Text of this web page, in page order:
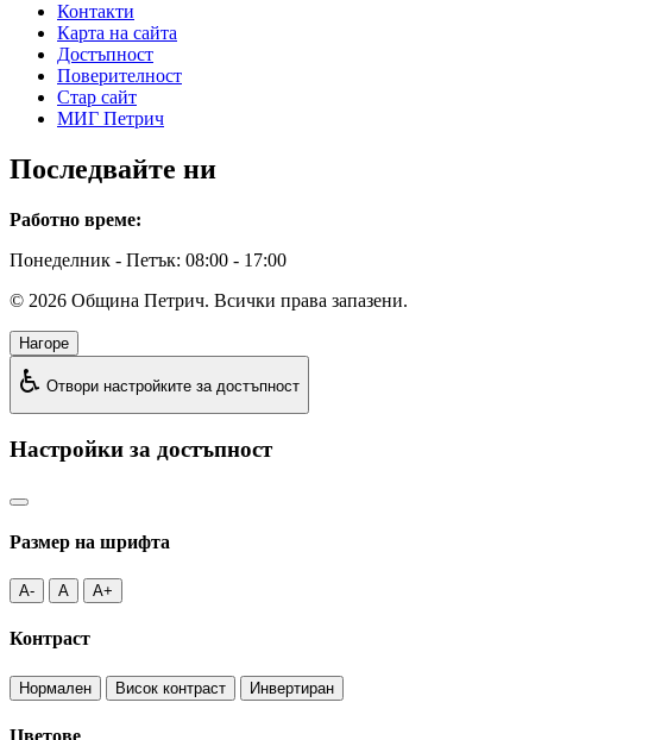
Контакти
Карта на сайта
Достъпност
Поверителност
Стар сайт
МИГ Петрич
Последвайте ни
Работно време:
Понеделник - Петък: 08:00 - 17:00
© 2026 Община Петрич. Всички права запазени.
Нагоре
♿ Отвори настройките за достъпност
Настройки за достъпност
Размер на шрифта
A- A A+
Контраст
Нормален Висок контраст Инвертиран
Цветове